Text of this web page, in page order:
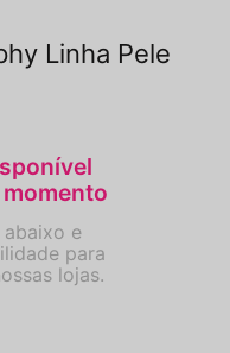
Linha Pele